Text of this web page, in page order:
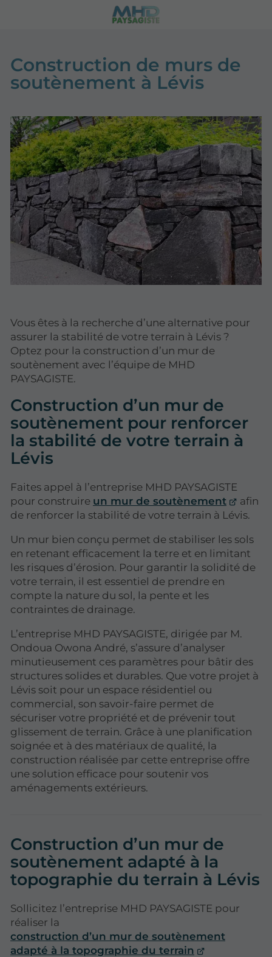
Construction de murs de
soutènement à Lévis
Vous êtes à la recherche d’une alternative pour
assurer la stabilité de votre terrain à Lévis ?
Optez pour la construction d’un mur de
soutènement avec l’équipe de MHD
PAYSAGISTE.
Construction d’un mur de
soutènement pour renforcer
la stabilité de votre terrain à
Lévis
Faites appel à l’entreprise MHD PAYSAGISTE
pour construire un mur de soutènement
afin
de renforcer la stabilité de votre terrain à Lévis.
Un mur bien conçu permet de stabiliser les sols
en retenant efficacement la terre et en limitant
les risques d’érosion. Pour garantir la solidité de
votre terrain, il est essentiel de prendre en
compte la nature du sol, la pente et les
contraintes de drainage.
L’entreprise MHD PAYSAGISTE, dirigée par M.
Ondoua Owona André, s’assure d’analyser
minutieusement ces paramètres pour bâtir des
structures solides et durables. Que votre projet à
Lévis soit pour un espace résidentiel ou
commercial, son savoir-faire permet de
sécuriser votre propriété et de prévenir tout
glissement de terrain. Grâce à une planification
soignée et à des matériaux de qualité, la
construction réalisée par cette entreprise offre
une solution efficace pour soutenir vos
aménagements extérieurs.
Construction d’un mur de
soutènement adapté à la
topographie du terrain à Lévis
Sollicitez l’entreprise MHD PAYSAGISTE pour
réaliser la
construction d’un mur de soutènement
adapté à la topographie du terrain